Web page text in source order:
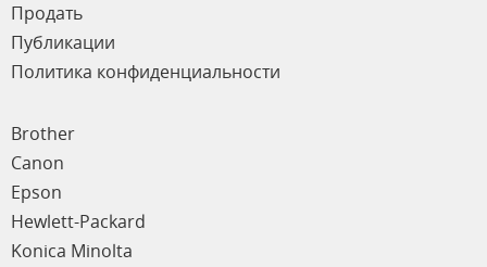
Продать
Публикации
Политика конфиденциальности
Brother
Canon
Epson
Hewlett-Packard
Konica Minolta